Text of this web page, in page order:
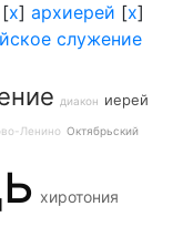
[x] архиерей [x]
служение
диакон иерей
Ленино Октябрьский
хиротония